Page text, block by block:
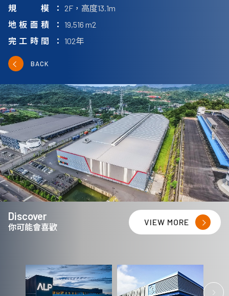
規模
2F，高度13.1m
地板面積
19,516 m2
完工時間
102年
BACK
Discover
你可能會喜歡
VIEW MORE